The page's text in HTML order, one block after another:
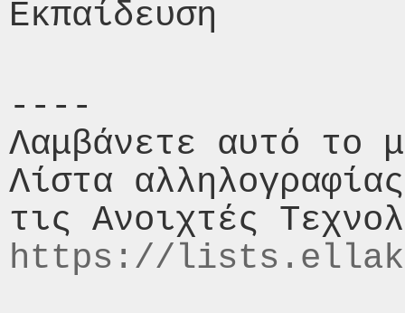
----
Λαμβάνετε αυτό το
Λίστα
https://